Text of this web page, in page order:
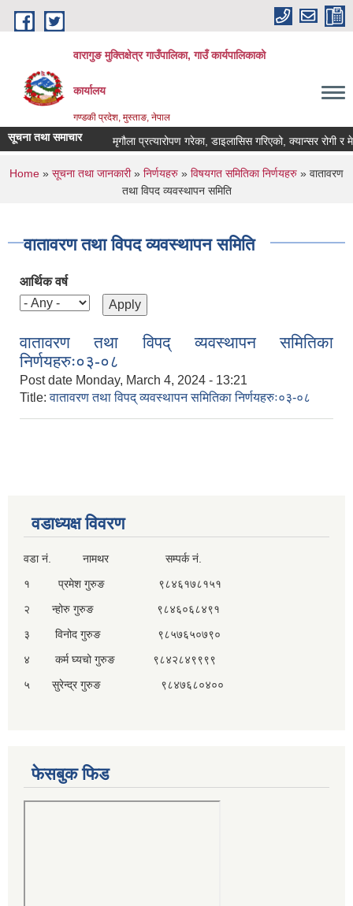
Skip to main content
वारागुङ मुक्तिक्षेत्र गाउँपालिका, गाउँ कार्यपालिकाको
कार्यालय
गण्डकी प्रदेश, मुस्ताङ, नेपाल
सूचना तथा समाचार मृगौला प्रत्यारोपण गरेका, डाइलासिस गरिएको, क्यान्सर रोगी र
You are here
Home » सूचना तथा जानकारी» निर्णयहरु » विषयगत समितिका निर्णयहरु » वातावरण
तथा विपद व्यवस्थापन समिति
वातावरण तथा विपद व्यवस्थापन समिति
आर्थिक वर्ष
वातावरण तथा विपद् व्यवस्थापन समितिका
निर्णयहरुः०३-०८
Post date Monday, March 4, 2024 - 13:21
Title:वातावरण तथा विपद् व्यवस्थापन समितिका निर्णयहरुः०३-०८
वडाध्यक्ष विवरण
वडा नं. नामथर सम्पर्क नं.
१ प्रमेश गुरुङ ९८४६१७८१५१
२ न्होरु गुरुङ ९८४६०६८४९१
३ विनोद गुरुङ ९८५७६५०७९०
४ कर्म घ्यचो गुरुङ ९८४२८४९९९९
५ सुरेन्द्र गुरुङ ९८४७६८०४००
फेसबुक फिड